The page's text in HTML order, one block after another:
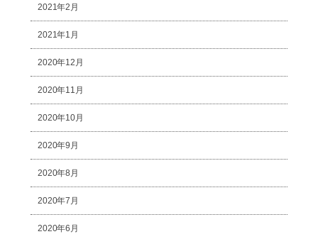
2021年2月
2021年1月
2020年12月
2020年11月
2020年10月
2020年9月
2020年8月
2020年7月
2020年6月